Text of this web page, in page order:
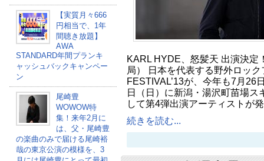
【実質月々666
円相当で、1年
間聴き放題】
AWA
STANDARD年間プランキ
ャッシュバックキャンペー
ン
尾崎豊
WOWOW特
集！来年2月に
は、父・尾崎豊
の楽曲のみで届ける尾崎裕
哉の東京公演の模様を、3
KARL HYDE、怒髪天 出演決定
局） 日本を代表する野外ロッ
FESTIVAL’13が、今年も7月26
日（日）に新潟・湯沢町苗場ス
して第4弾出演アーティストが
続きを読む...